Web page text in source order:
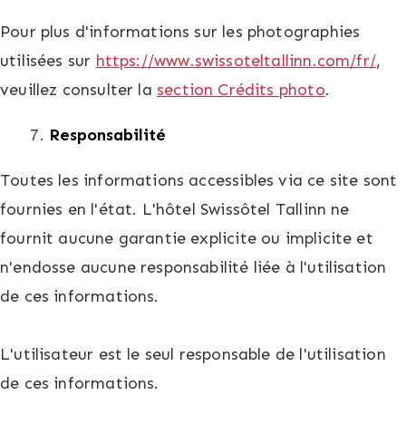
Pour plus d'informations sur les photographies
utilisées sur https://www.swissoteltallinn.com/fr/,
veuillez consulter la section Crédits photo.
Responsabilité
Toutes les informations accessibles via ce site sont
fournies en l'état. L'hôtel Swissôtel Tallinn ne
fournit aucune garantie explicite ou implicite et
n'endosse aucune responsabilité liée à l'utilisation
de ces informations.
L'utilisateur est le seul responsable de l'utilisation
de ces informations.